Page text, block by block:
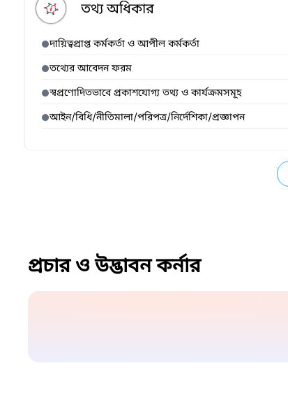
তথ্য অধিকার
দায়িত্বপ্রাপ্ত কর্মকর্তা ও আপীল কর্মকর্তা
তথ্যের আবেদন ফরম
স্বপ্রণোদিতভাবে প্রকাশযোগ্য তথ্য ও কার্যক্রমসমূহ
আইন/বিধি/নীতিমালা/পরিপত্র/নির্দেশিকা/প্রজ্ঞাপন
প্রচার ও উদ্ভাবন কর্নার